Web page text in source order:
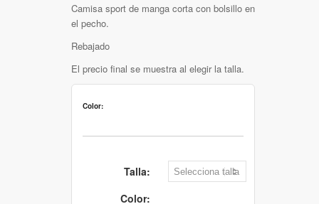
Camisa sport de manga corta con bolsillo en
el pecho.
Rebajado
El precio final se muestra al elegir la talla.
Color:
Talla:
Color: